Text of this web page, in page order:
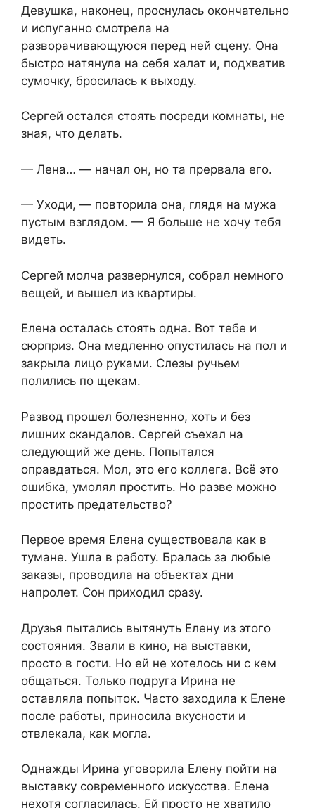
Девушка, наконец, проснулась окончательно
и испуганно смотрела на
разворачивающуюся перед ней сцену. Она
быстро натянула на себя халат и, подхватив
сумочку, бросилась к выходу.
Сергей остался стоять посреди комнаты, не
зная, что делать.
— Лена… — начал он, но та прервала его.
— Уходи, — повторила она, глядя на мужа
пустым взглядом. — Я больше не хочу тебя
видеть.
Сергей молча развернулся, собрал немного
вещей, и вышел из квартиры.
Елена осталась стоять одна. Вот тебе и
сюрприз. Она медленно опустилась на пол и
закрыла лицо руками. Слезы ручьем
полились по щекам.
Развод прошел болезненно, хоть и без
лишних скандалов. Сергей съехал на
следующий же день. Попытался
оправдаться. Мол, это его коллега. Всё это
ошибка, умолял простить. Но разве можно
простить предательство?
Первое время Елена существовала как в
тумане. Ушла в работу. Бралась за любые
заказы, проводила на объектах дни
напролет. Сон приходил сразу.
Друзья пытались вытянуть Елену из этого
состояния. Звали в кино, на выставки,
просто в гости. Но ей не хотелось ни с кем
общаться. Только подруга Ирина не
оставляла попыток. Часто заходила к Елене
после работы, приносила вкусности и
отвлекала, как могла.
Однажды Ирина уговорила Елену пойти на
выставку современного искусства. Елена
нехотя согласилась. Ей просто не хватило